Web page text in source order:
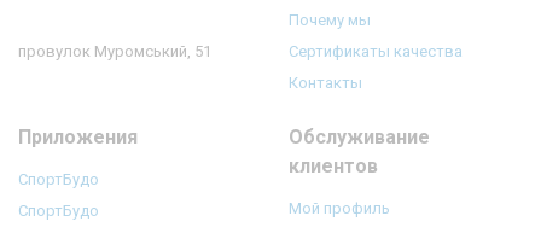
провулок Муромський, 51
Почему мы
Сертификаты качества
Контакты
Приложения
СпортБудо
СпортБудо
Обслуживание
клиентов
Мой профиль